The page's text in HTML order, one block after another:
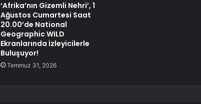
‘Afrika’nın Gizemli Nehri’, 1
Ağustos Cumartesi Saat
20.00’de National
Geographic WILD
Ekranlarında İzleyicilerle
Buluşuyor!
Temmuz 31, 2026